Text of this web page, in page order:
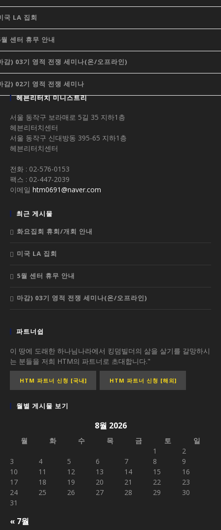
국 LA 집회
센터 휴무 안내
감) 03기 영적 전쟁 세미나(온/오프라인)
감) 02기 영적 전쟁 세미나
헤븐리터치 미니스트리
서울 동작구 보라매로 5길 35 지하1층
헤븐리터치센터
서울 동작구 신대방동 395-65 지하1층
헤븐리터치센터
전화 : 02-576-0153
팩스 : 02-447-2039
이메일 htm0691@naver.com
최근 게시물
화요집회 휴회/개회 안내
미국 LA 집회
5월 센터 휴무 안내
마감) 03기 영적 전쟁 세미나(온/오프라인)
파트너쉽
이 땅에 도래한 하나님나라에서 킹덤빌더의 삶을 살기를 갈망하시
는 분들을 저희 HTM의 파트너로 초대합니다."
HTM 파트너 신청 [국내] HTM 파트너 신청 [해외]
월별 게시물 보기
8월 2026
월 화 수 목 금 토 일
« 7월
1
2
3
4 5 6 7 8
9
10
11 12 13 14 15
16
17
18 19 20 21 22
23
24
25 26 27 28 29
30
31